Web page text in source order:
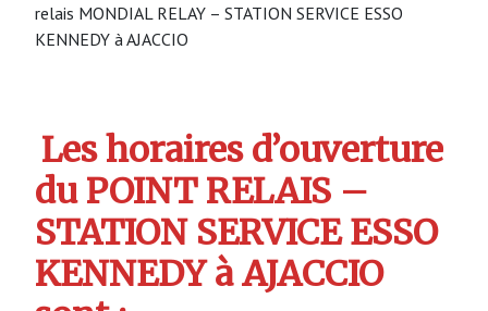
relais MONDIAL RELAY – STATION SERVICE ESSO
KENNEDY à AJACCIO
Les horaires d’ouverture
du POINT RELAIS –
STATION SERVICE ESSO
KENNEDY à AJACCIO